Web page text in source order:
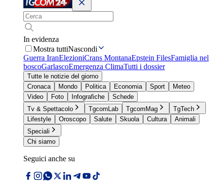
In evidenza
Mostra tuttiNascondi
Guerra IranElezioniCrans MontanaEpstein FilesFamiglia nel
boscoGarlascoEmergenza ClimaTutti i dossier
Tutte le notizie del giorno
Cronaca
Mondo Politica Economia Sport
Meteo
Video
Foto Infografiche
Schede
Tv & Spettacolo
TgcomLab TgcomMag
TgTech
Lifestyle
Oroscopo Salute Skuola Cultura
Animali
Speciali
Chi siamo
Seguici anche su